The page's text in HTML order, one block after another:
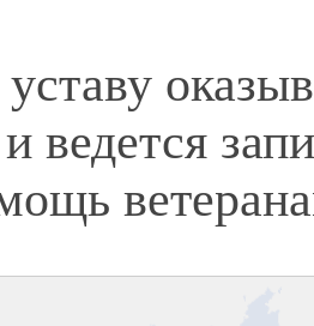
ведется